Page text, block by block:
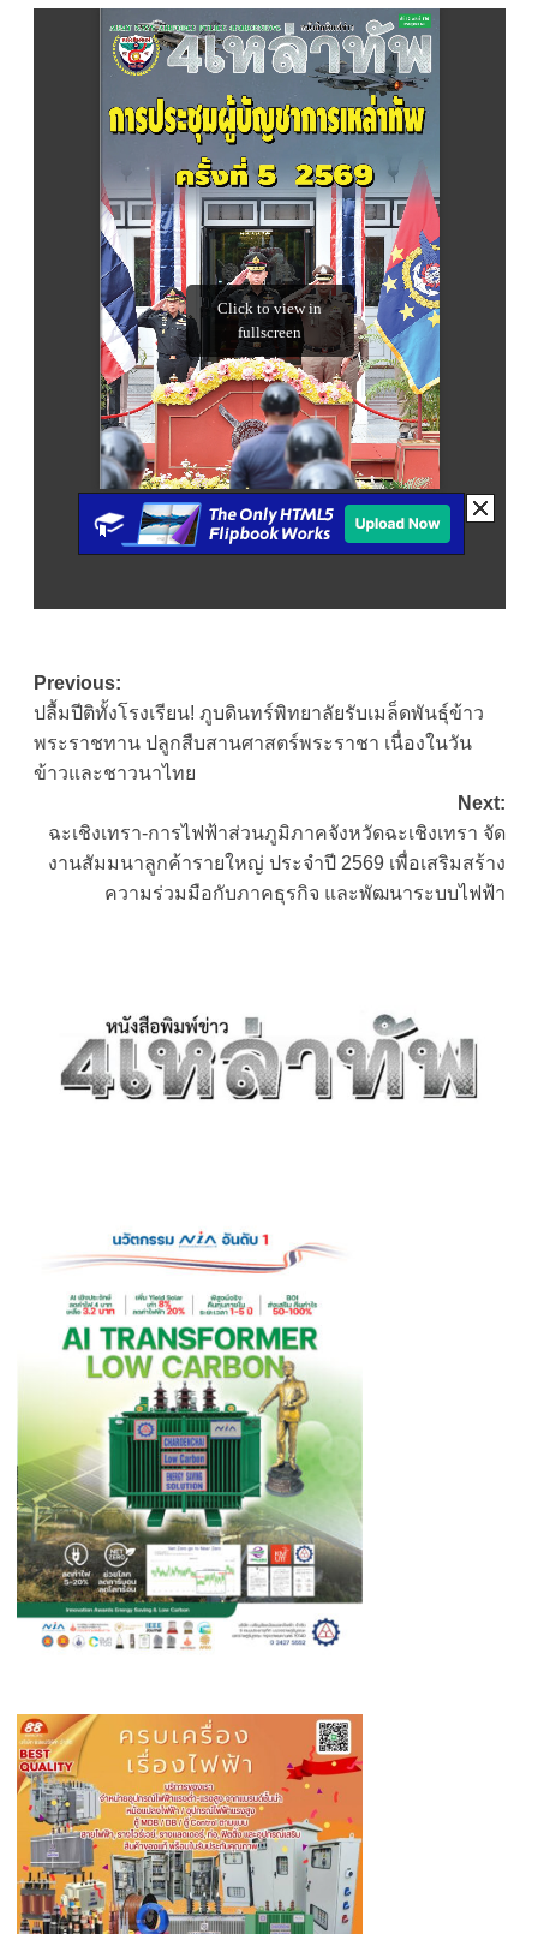
Post
navigation
Previous:
ปลื้มปีติทั้งโรงเรียน! ภูบดินทร์พิทยาลัยรับเมล็ดพันธุ์ข้าว
พระราชทาน ปลูกสืบสานศาสตร์พระราชา เนื่องในวัน
ข้าวและชาวนาไทย
Next:
ฉะเชิงเทรา-การไฟฟ้าส่วนภูมิภาคจังหวัดฉะเชิงเทรา จัด
งานสัมมนาลูกค้ารายใหญ่ ประจำปี 2569 เพื่อเสริมสร้าง
ความร่วมมือกับภาคธุรกิจ และพัฒนาระบบไฟฟ้า